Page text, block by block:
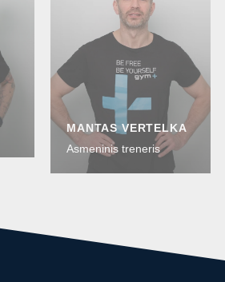
MANTAS VERTELKA
Asmeninis treneris